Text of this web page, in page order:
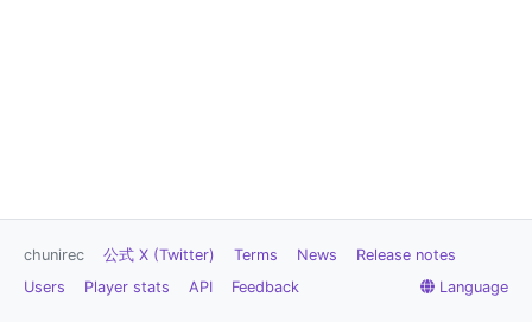
chunirec 公式 X (Twitter) Terms News
Release notes
Users
Player stats API Feedback Language